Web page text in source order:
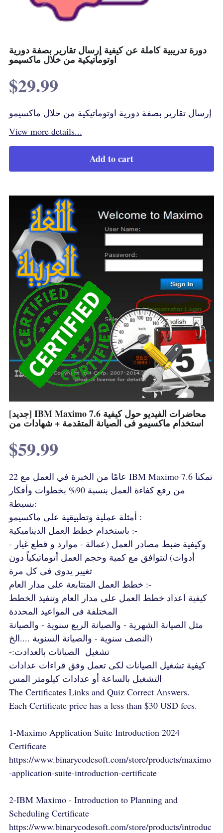
دورة تدريبية كاملة عن كيفية إرسال تقارير بصفة دورية
اوتوماتيكية من خلال ماكسيمو
$29.99
إرسال تقارير بصفة دورية اوتوماتيكية من خلال ماكسيمو
View more details...
Add to cart
[جديد] IBM Maximo 7.6 محاضرات الفيديو حول كيفية
استخدام ماكسيمو فى الصيانة المتقدمة + شهادات من
$59.99
22 عامًا من الخبرة في العمل مع IBM Maximo 7.6 تمكنا
من رفع كفاءة العمل بنسبة 90% بخطوات وأفكار
بسيطة:
أمثلة عملية وتطبيقية على ماكسيمو :
باستخدام خطط العمل الديناميكية :-
وكيفية ضبط مصادر العمل (عمالة - موارد و قطع غيار -
أدوات) لتتوافق مع كمية وحجم العمل أتوماتيكياً دون
تغيير يدوى فى كل مرة
خطط العمل المتتابعة على مدار العام :-
كيفية اعداد خطط العمل على مدار العام وتنفيذ الخطط
المختلفة فى المواعيد المحددة
مثل الصيانة الشهرية - والصيانة الربع سنوية - والصيانة
النصف سنوية - والصيانة السنوية ....الخ)
-:تشغيل الصيانات بالعدادت
كيفية تشغيل الصيانات لكى تعمل وفق قراءات عدادات
التشغيل بالساعة أو عدادات كيلومتر المس
The Certificates Links and Quiz Correct Answers.
Each Certificate price has a less than $30 USD fees.
1-Maximo Application Suite Introduction 2024
Certificate
https://www.binarycodesoft.com/store/products/maximo
-application-suite-introduction-certificate
2-IBM Maximo - Introduction to Planning and
Scheduling Certificate
https://www.binarycodesoft.com/store/products/introduc